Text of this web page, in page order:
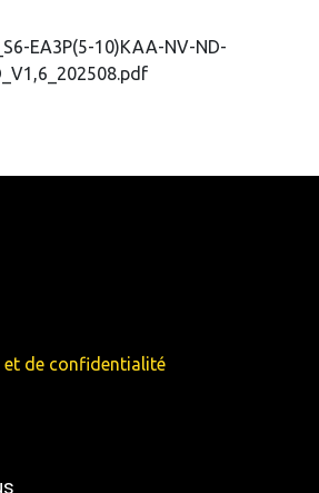
EA3P(5-10)KAA-NV-ND-
et de confidentialité